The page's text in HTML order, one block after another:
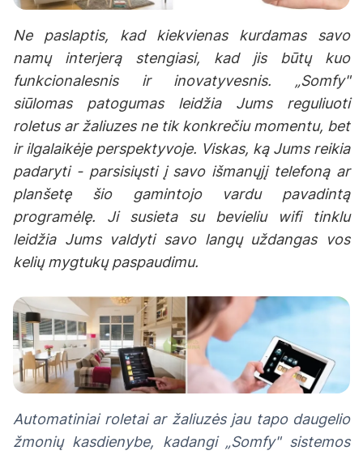
Ne paslaptis, kad kiekvienas kurdamas savo
namų interjerą stengiasi, kad jis būtų kuo
funkcionalesnis ir inovatyvesnis. „Somfy"
siūlomas patogumas leidžia Jums reguliuoti
roletus ar žaliuzes ne tik konkrečiu momentu, bet
ir ilgalaikėje perspektyvoje. Viskas, ką Jums reikia
padaryti - parsisiųsti į savo išmanųjį telefoną ar
planšetę šio gamintojo vardu pavadintą
programėlę. Ji susieta su bevieliu wifi tinklu
leidžia Jums valdyti savo langų uždangas vos
kelių mygtukų paspaudimu.
Automatiniai roletai ar žaliuzės jau tapo daugelio
žmonių kasdienybe, kadangi „Somfy" sistemos